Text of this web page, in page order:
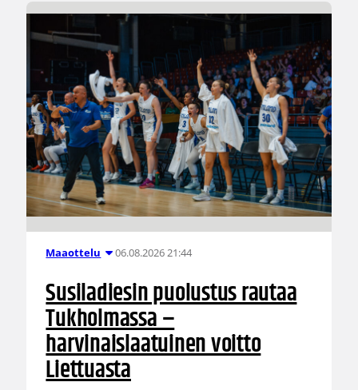
Maaottelu 06.08.2026 21:44
Susiladiesin puolustus rautaa
Tukholmassa –
harvinaislaatuinen voitto
Liettuasta